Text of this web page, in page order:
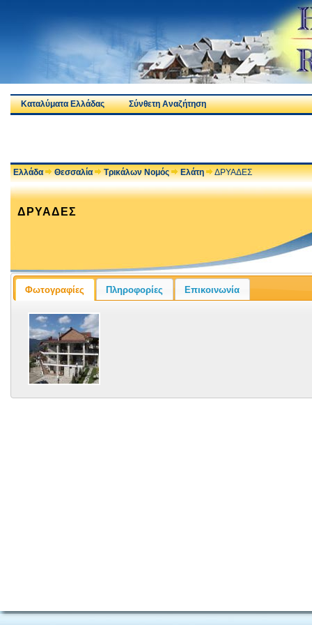
Καταλύματα Ελλάδας Σύνθετη Αναζήτηση
Ελλάδα Θεσσαλία Τρικάλων Νομός Ελάτη ΔΡΥΑΔΕΣ
ΔΡΥΑΔΕΣ
Φωτογραφίες Πληροφορίες Επικοινωνία